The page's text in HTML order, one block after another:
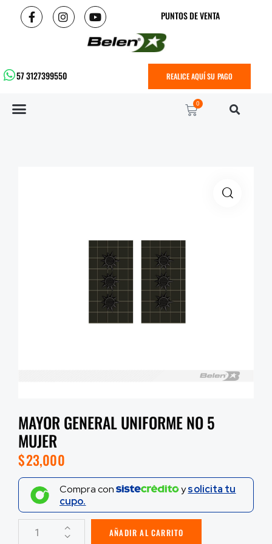
PUNTOS DE VENTA
57 3127399550 REALICE AQUÍ SU PAGO
0
MAYOR GENERAL UNIFORME NO 5
MUJER
$23,000
Compra con ysolicita tu
cupo.
AÑADIR AL CARRITO